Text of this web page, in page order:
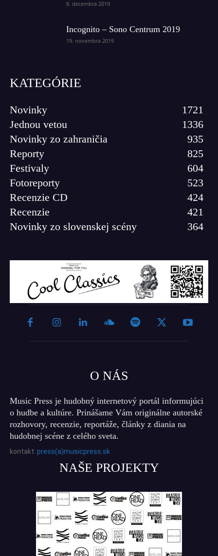
8. decembra 2019
Incognito – Sono Centrum 2019
19. novembra 2019
KATEGÓRIE
Novinky
1721
Jednou vetou
1336
Novinky zo zahraničia
935
Reporty
825
Festivaly
604
Fotoreporty
523
Recenzie CD
424
Recenzie
421
Novinky zo slovenskej scény
364
O NÁS
Music Press je hudobný internetový portál informujúci
o hudbe a kultúre. Prinášame Vám originálne autorské
rozhovory, recenzie, reportáže, články z diania na
hudobnej scéne z celého sveta.
kontakt: press(a)musicpress.sk
NAŠE PROJEKTY